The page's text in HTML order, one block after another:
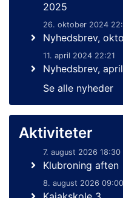
2025
26. oktober 2024
Nyhedsbrev,
11. april 2024 22:21
Nyhedsbrev,
Se alle nyheder
Aktiviteter
7. august 2026 18:30
Klubroning aften
8. august 2026 09:00